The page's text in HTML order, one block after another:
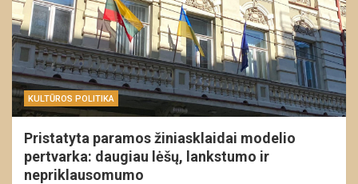
KULTŪROS POLITIKA
Pristatyta paramos žiniasklaidai modelio
pertvarka: daugiau lėšų, lankstumo ir
nepriklausomumo